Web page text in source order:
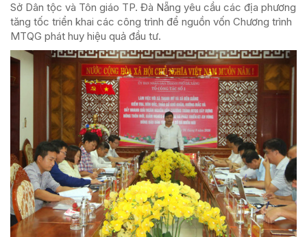
Sở Dân tộc và Tôn giáo TP. Đà Nẵng yêu cầu các địa phương
tăng tốc triển khai các công trình để nguồn vốn Chương trình
MTQG phát huy hiệu quả đầu tư.